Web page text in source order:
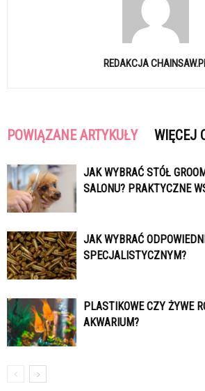
REDAKCJA
POWIĄZANE ARTYKUŁY WIĘCEJ
JAK WYBRAĆ STÓŁ
SALONU? PRAKTYCZNE
JAK WYBRAĆ
SPECJALISTYCZNYM?
PLASTIKOWE CZY ŻYWE
AKWARIUM?